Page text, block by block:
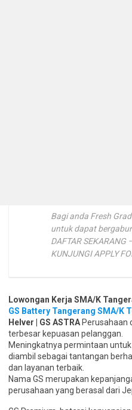
Bagi anda Fresh
untuk dapat
DAFTAR SEKARANG
KUNJUNGI APPLY
Lowongan Kerja SMA/K
GS Battery Tangerang SMA/K
Helver | GS ASTRA Perusahaan
terbesar kepuasan pelanggan.
Meningkatnya permintaan
diambil sebagai tantangan
dan layanan terbaik.
Nama GS merupakan
perusahaan yang berasal dari